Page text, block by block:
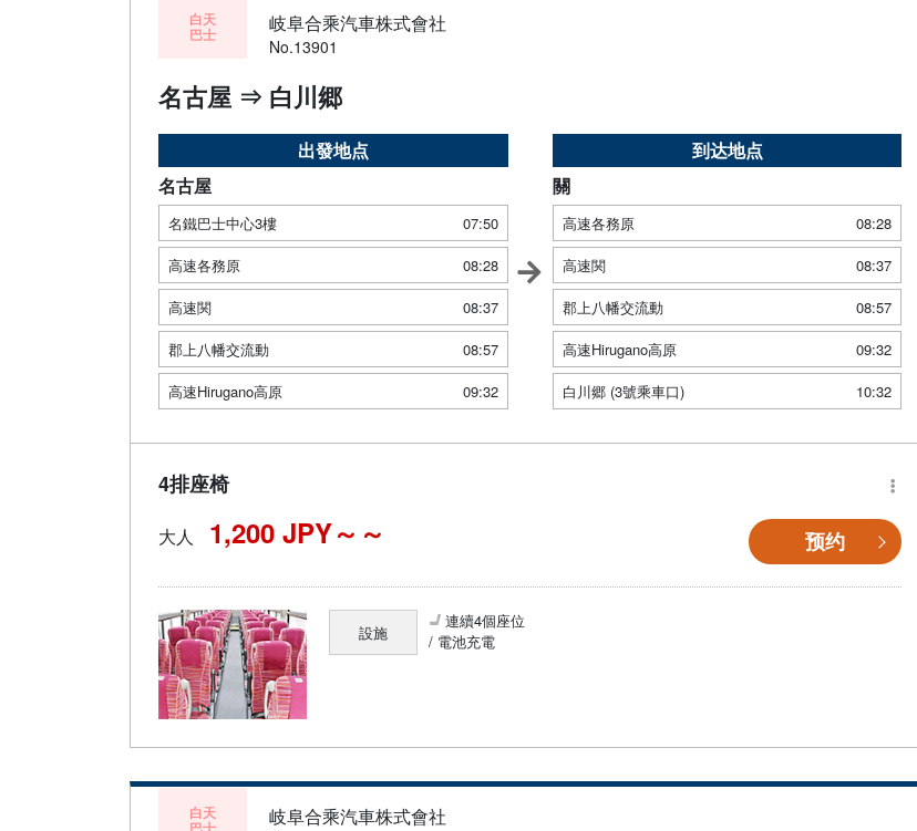
白天
巴士 岐阜合乘汽車株式會社
No.13901
名古屋 ⇒ 白川郷
出發地点
名古屋
名鐵巴士中心3樓
07:50
高速各務原
08:28
高速関
08:37
郡上八幡交流動
08:57
高速Hirugano高原
09:32
到达地点
關
高速各務原
08:28
高速関
08:37
郡上八幡交流動
08:57
高速Hirugano高原
09:32
白川郷 (3號乘車口)
10:32
4排座椅
大人 1,200 JPY～ 预约
設施
連續4個座位
/ 電池充電
白天 岐阜合乘汽車株式會社